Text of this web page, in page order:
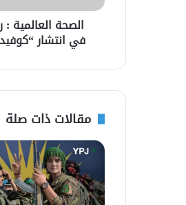
في انتشار “كوفيد-19 خلال الشهر
مقالات ذات صلة